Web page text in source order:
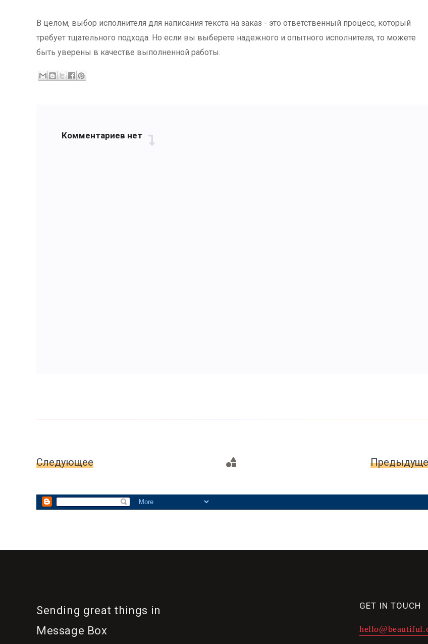
В целом, выбор исполнителя для написания текста на заказ - это ответственный процесс, который
требует тщательного подхода. Но если вы выберете надежного и опытного исполнителя, то можете
быть уверены в качестве выполненной работы.
Комментариев нет
Следующее Главная страница
Sending great things in
Message Box
GET IN TOUCH